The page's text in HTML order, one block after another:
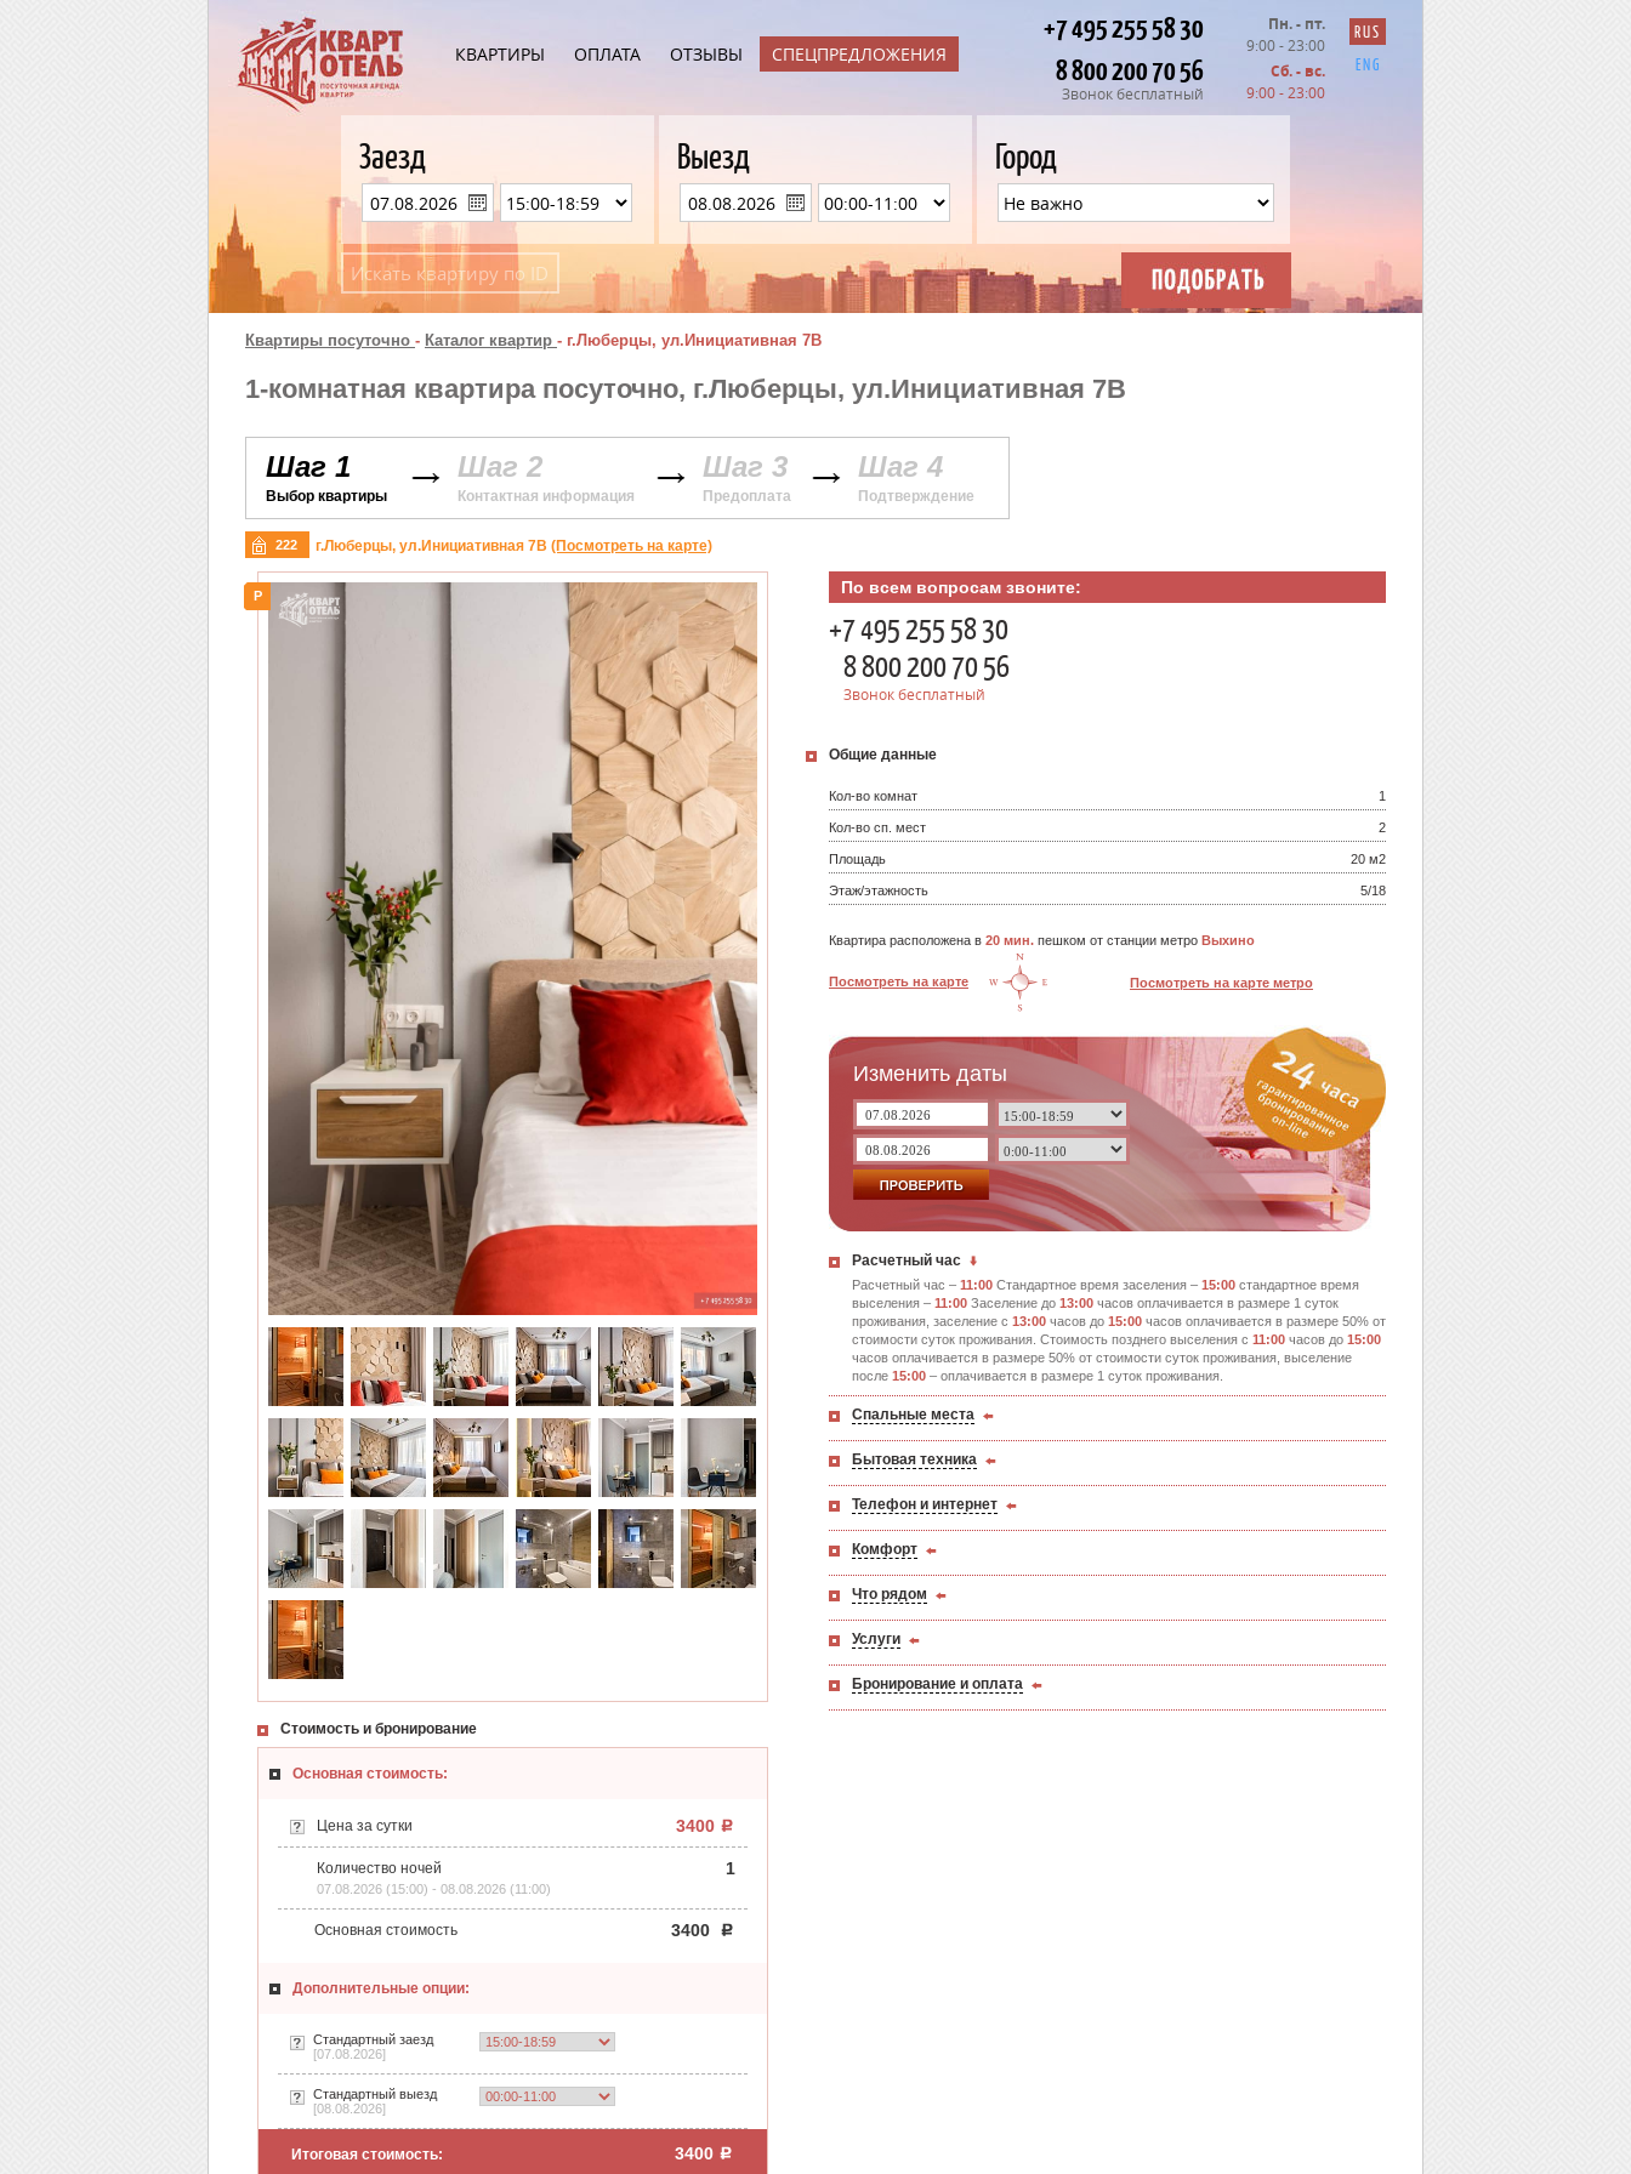
КВАРТИРЫ ОПЛАТА ОТЗЫВЫ СПЕЦПРЕДЛОЖЕНИЯ
+7 495 255 58 30
8 800 200 70 56
Звонок бесплатный
Пн. - пт.
9:00 - 23:00
Сб. - вс.
9:00 - 23:00
RUS
ENG
Заезд Выезд Город
Квартиры посуточно - Каталог квартир - г.Люберцы, ул.Инициативная 7В
1-комнатная квартира посуточно, г.Люберцы, ул.Инициативная 7В
Шаг 1
Выбор квартиры
Шаг 2
Контактная информация
Шаг 3
Предоплата
Шаг 4
Подтверждение
222 г.Люберцы, ул.Инициативная 7В (Посмотреть на карте)
P
Стоимость и бронирование
Основная стоимость:
Цена за сутки 3400
Количество ночей 1
07.08.2026 (15:00) - 08.08.2026 (11:00)
Основная стоимость 3400
Дополнительные опции:
Стандартный заезд
[07.08.2026]
Стандартный выезд
[08.08.2026]
Итоговая стоимость: 3400
По всем вопросам звоните:
+7 495 255 58 30
8 800 200 70 56
Звонок бесплатный
Общие данные
Кол-во комнат 1
Кол-во сп. мест 2
Площадь 20 м2
Этаж/этажность 5/18
Квартира расположена в 20 мин. пешком от станции метро Выхино
Посмотреть на карте Посмотреть на карте метро
Изменить даты
Расчетный час
Расчетный час – 11:00 Стандартное время заселения – 15:00 стандартное время
выселения – 11:00 Заселение до 13:00 часов оплачивается в размере 1 суток
проживания, заселение с 13:00 часов до 15:00 часов оплачивается в размере 50% от
стоимости суток проживания. Стоимость позднего выселения с 11:00 часов до 15:00
часов оплачивается в размере 50% от стоимости суток проживания, выселение
после 15:00 – оплачивается в размере 1 суток проживания.
Спальные места
Бытовая техника
Телефон и интернет
Комфорт
Что рядом
Услуги
Бронирование и оплата